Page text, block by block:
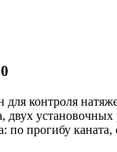
контроля
прогибу